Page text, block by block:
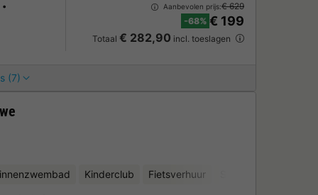
(7)
Aanbevolen prijs:€ 629
-68% € 199
Totaal € 282,90 incl. toeslagen
Kinderclub Fietsverhuur